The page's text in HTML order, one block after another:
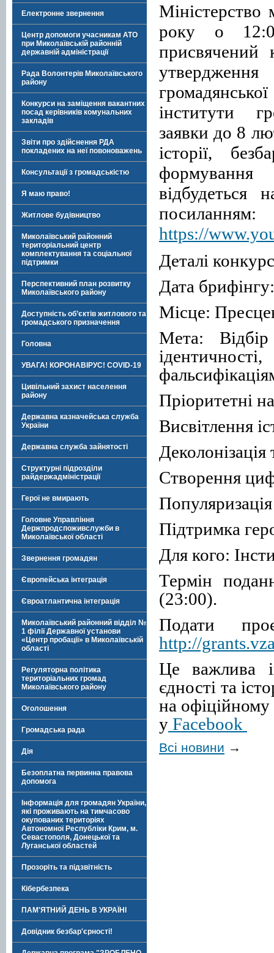
Електронне звернення
Центр допомоги учасникам АТО
при Миколаївській районній
державній адміністрації
Рада Волонтерів Миколаївського
району
Конкурси на заміщення вакантних
посад керівників комунальних
закладів
Звіти про здійснення РДА
покладених на неї повоноважень
Консультації з громадськістю
Я маю право!
Житлове будівництво
Миколаївський районний
територіальний центр
комплектування та соціальної
підтримки
Перспективний план розвитку
Миколаївського району
Доступність об’єктів житлового та
громадського призначення
Головна
УВАГА! КОРОНАВІРУС! COVID-19
Цивільний захист населення
району
Державна казначейська служба
України
Державна служба зайнятості
Структурні підрозділи
райдержадміністрації
Герої не вмирають
Головне Управління
Держпродспоживслужби в
Миколаївської області
Звернення громадян
Європейська інтеграція
Євроатлантична інтеграція
Миколаївський районний відділ №
1 філії Державної установи
«Центр пробації» в Миколаївській
області
Регуляторна політика
територіальних громад
Миколаївського району
Оголошення
Громадська рада
Дія
Безоплатна первинна правова
допомога
Інформація для громадян України,
які проживають на тимчасово
окупованих територіях
Автономної Республіки Крим, м.
Севастополя, Донецької та
Луганської областей
Прозоріть та підзвітність
Кібербезпека
ПАМ'ЯТНИЙ ДЕНЬ В УКРАЇНІ
Довідник безбар'єрності!
Міністерство
року о
присвячений
інститути
заявки до 8
історії,
формування
відбудеться
посиланням:
https://
Деталі
Дата
Місце:
Мета: Відбір
Пріоритетні
Висвітлення
Деколонізація
Створення
Популяризація
Підтримка
Для кого:
Термін
(23:00).
Подати
http://
Це важлива
єдності та
на офіційному
у Facebook
Всі новини →